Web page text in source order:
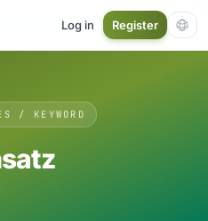
Log in Register
/ KEYWORD